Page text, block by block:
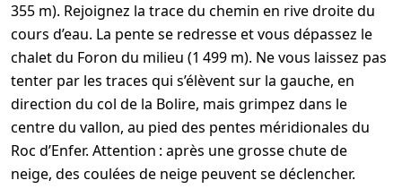
355 m). Rejoignez la trace du chemin en rive droite du
cours d’eau. La pente se redresse et vous dépassez le
chalet du Foron du milieu (1 499 m). Ne vous laissez pas
tenter par les traces qui s’élèvent sur la gauche, en
direction du col de la Bolire, mais grimpez dans le
centre du vallon, au pied des pentes méridionales du
Roc d’Enfer. Attention : après une grosse chute de
neige, des coulées de neige peuvent se déclencher.